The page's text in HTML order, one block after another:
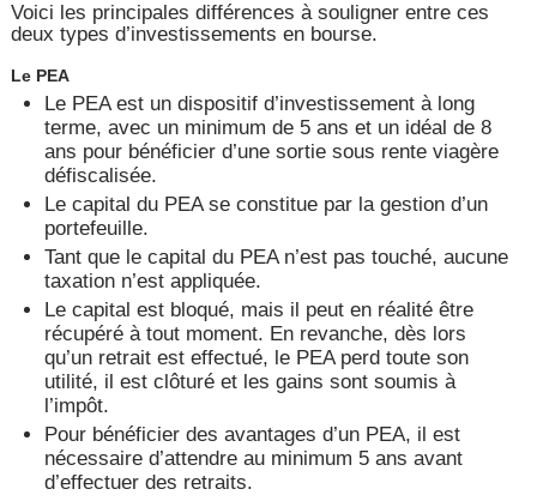
Voici les principales différences à souligner entre ces
deux types d’investissements en bourse.
Le PEA
Le PEA est un dispositif d’investissement à long
terme, avec un minimum de 5 ans et un idéal de 8
ans pour bénéficier d’une sortie sous rente viagère
défiscalisée.
Le capital du PEA se constitue par la gestion d’un
portefeuille.
Tant que le capital du PEA n’est pas touché, aucune
taxation n’est appliquée.
Le capital est bloqué, mais il peut en réalité être
récupéré à tout moment. En revanche, dès lors
qu’un retrait est effectué, le PEA perd toute son
utilité, il est clôturé et les gains sont soumis à
l’impôt.
Pour bénéficier des avantages d’un PEA, il est
nécessaire d’attendre au minimum 5 ans avant
d’effectuer des retraits.